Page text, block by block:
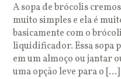
A sopa de brócolis
muito simples e ela é
basicamente com o
liquidificador. Essa sopa
em um almoço ou jantar
uma opção leve para o […]